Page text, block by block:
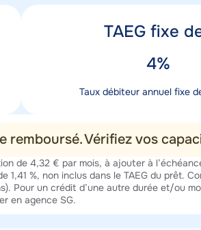
TAEG fixe
4%
DescriptionTaux débiteur annuel fixe
Vérifiez vos
de 4,32 € par mois, à ajouter à
1,41 %, non inclus dans le TAEG du
Pour un crédit d’une autre durée et/ou
en agence SG.